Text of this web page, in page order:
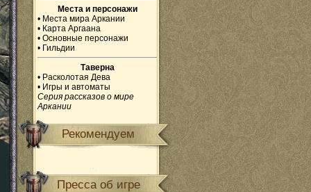
Места и персонажи
• Места мира Аркании
• Карта Аргаана
• Основные персонажи
• Гильдии
Таверна
• Расколотая Дева
• Игры и автоматы
Серия рассказов о мире
Аркании
Рекомендуем
Пресса об игре